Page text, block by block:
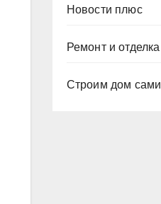
Новости плюс
Ремонт и отделка
Строим дом сами